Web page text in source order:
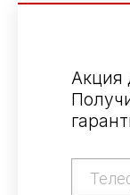
Акция